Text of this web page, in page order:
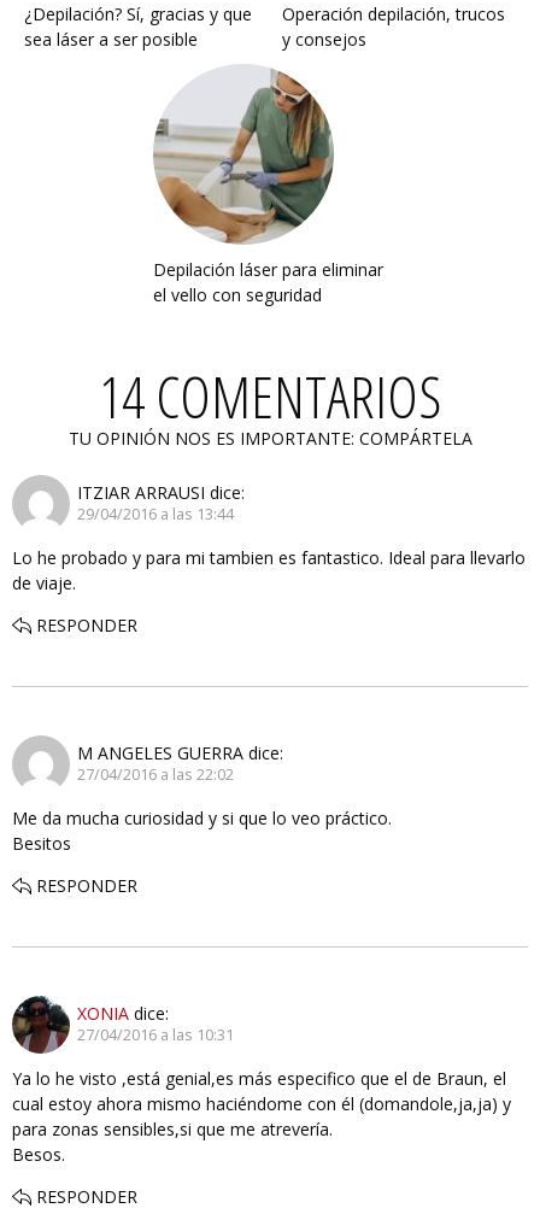
¿Depilación? Sí, gracias y que
sea láser a ser posible
Operación depilación, trucos
y consejos
Depilación láser para eliminar
el vello con seguridad
14 COMENTARIOS
TU OPINIÓN NOS ES IMPORTANTE: COMPÁRTELA
ITZIAR ARRAUSI dice:
29/04/2016 a las 13:44
Lo he probado y para mi tambien es fantastico. Ideal para llevarlo
de viaje.
RESPONDER
M ANGELES GUERRA dice:
27/04/2016 a las 22:02
Me da mucha curiosidad y si que lo veo práctico.
Besitos
RESPONDER
XONIA dice:
27/04/2016 a las 10:31
Ya lo he visto ,está genial,es más especifico que el de Braun, el
cual estoy ahora mismo haciéndome con él (domandole,ja,ja) y
para zonas sensibles,si que me atrevería.
Besos.
RESPONDER